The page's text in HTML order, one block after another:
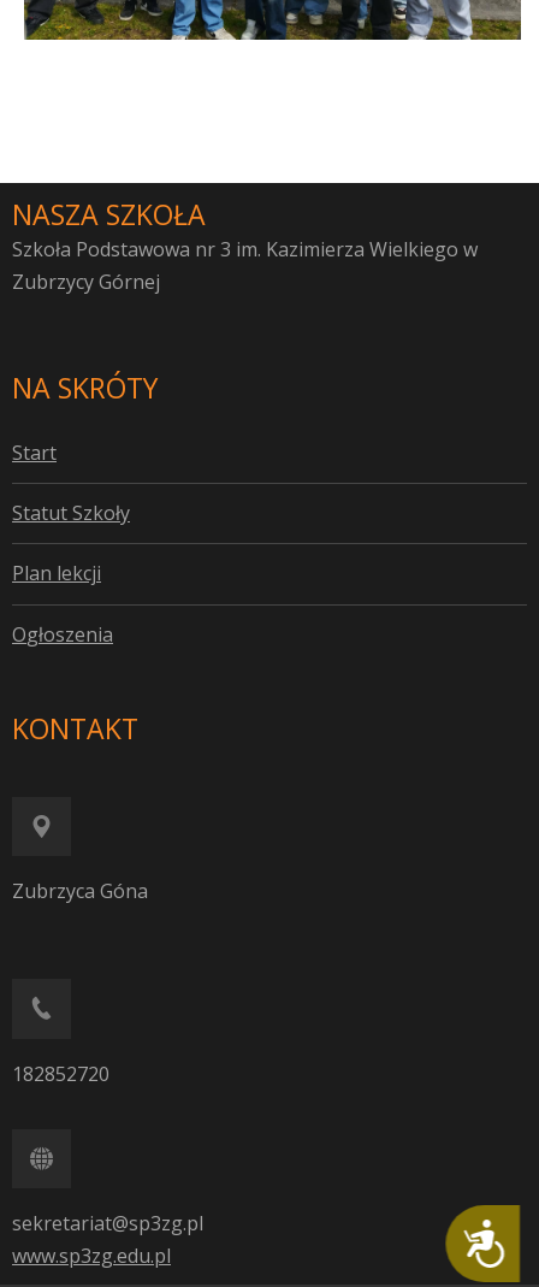
Dostępność
NASZA SZKOŁA
Szkoła Podstawowa nr 3 im. Kazimierza Wielkiego w
Zubrzycy Górnej
NA SKRÓTY
Start
Statut Szkoły
Plan lekcji
Ogłoszenia
KONTAKT
Zubrzyca Góna
182852720
sekretariat@sp3zg.pl
www.sp3zg.edu.pl